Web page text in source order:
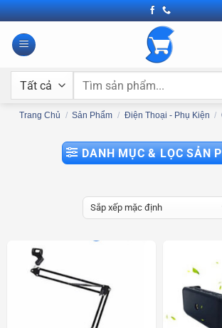
Bỏ
qua
nội
Tìm
Trang Chủ / Sản Phẩm / Điện Thoại - Phụ Kiện /
DANH MỤC & LỌC SẢN